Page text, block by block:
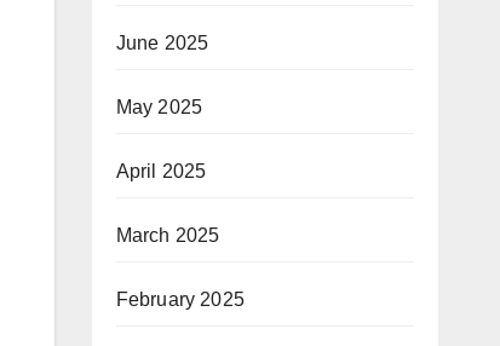
June 2025
May 2025
April 2025
March 2025
February 2025